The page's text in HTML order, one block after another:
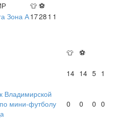
👕 ⚽
Зона А1728 1 1
👕 ⚽
14 14 5 1
Владимирской
мини-футболу
0 0 0 0